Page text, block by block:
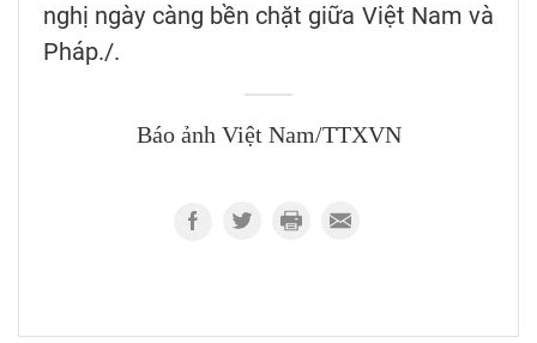
nghị ngày càng bền chặt giữa Việt Nam và
Pháp./.
Báo ảnh Việt Nam/TTXVN